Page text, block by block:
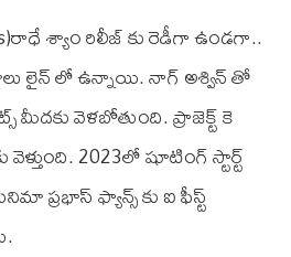
శ్యాం రిలీజ్ కు రెడీగా ఉండగా..
లైన్ లో ఉన్నాయి. నాగ్ అశ్విన్ తో
మీదకు వెళబోతుంది. ప్రాజెక్ట్ కె
2023లో షూటింగ్ స్టార్ట్
ప్రభాస్ ఫ్యాన్స్ కు ఐ ఫీస్ట్